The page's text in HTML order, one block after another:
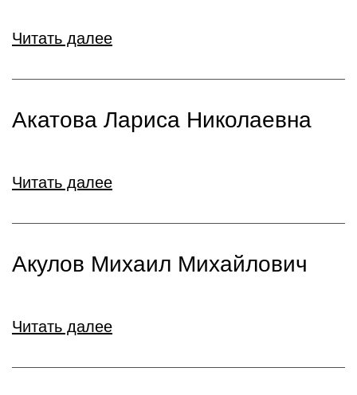
Читать далее
Акатова Лариса Николаевна
Читать далее
Акулов Михаил Михайлович
Читать далее